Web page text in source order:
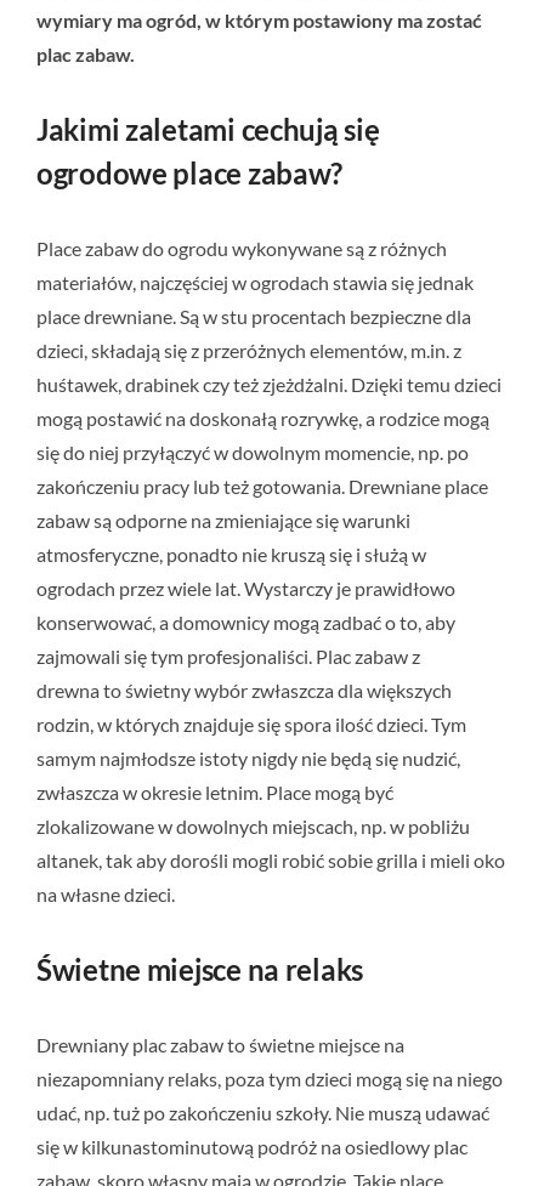
wymiary ma ogród, w którym postawiony ma zostać
plac zabaw.
Jakimi zaletami cechują się
ogrodowe place zabaw?
Place zabaw do ogrodu wykonywane są z różnych
materiałów, najczęściej w ogrodach stawia się jednak
place drewniane. Są w stu procentach bezpieczne dla
dzieci, składają się z przeróżnych elementów, m.in. z
huśtawek, drabinek czy też zjeżdżalni. Dzięki temu dzieci
mogą postawić na doskonałą rozrywkę, a rodzice mogą
się do niej przyłączyć w dowolnym momencie, np. po
zakończeniu pracy lub też gotowania. Drewniane place
zabaw są odporne na zmieniające się warunki
atmosferyczne, ponadto nie kruszą się i służą w
ogrodach przez wiele lat. Wystarczy je prawidłowo
konserwować, a domownicy mogą zadbać o to, aby
zajmowali się tym profesjonaliści. Plac zabaw z
drewna to świetny wybór zwłaszcza dla większych
rodzin, w których znajduje się spora ilość dzieci. Tym
samym najmłodsze istoty nigdy nie będą się nudzić,
zwłaszcza w okresie letnim. Place mogą być
zlokalizowane w dowolnych miejscach, np. w pobliżu
altanek, tak aby dorośli mogli robić sobie grilla i mieli oko
na własne dzieci.
Świetne miejsce na relaks
Drewniany plac zabaw to świetne miejsce na
niezapomniany relaks, poza tym dzieci mogą się na niego
udać, np. tuż po zakończeniu szkoły. Nie muszą udawać
się w kilkunastominutową podróż na osiedlowy plac
zabaw, skoro własny mają w ogrodzie. Takie place